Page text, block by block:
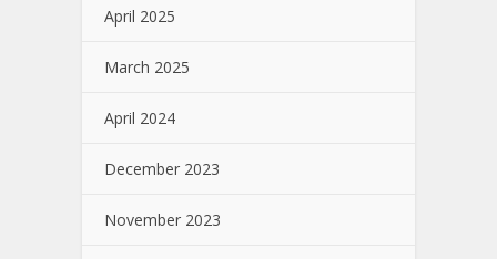
April 2025
March 2025
April 2024
December 2023
November 2023